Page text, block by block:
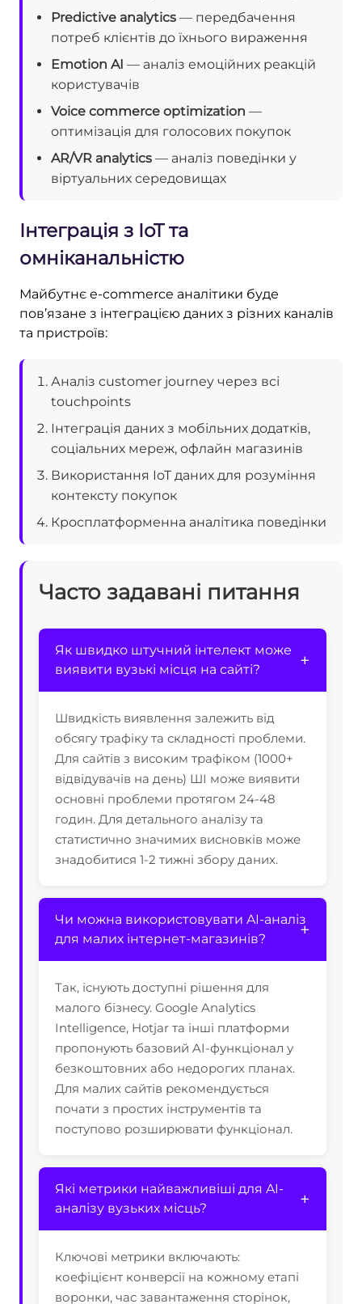
Predictive analytics — передбачення
потреб клієнтів до їхнього вираження
Emotion AI — аналіз емоційних реакцій
користувачів
Voice commerce optimization —
оптимізація для голосових покупок
AR/VR analytics — аналіз поведінки у
віртуальних середовищах
Інтеграція з IoT та
омніканальністю
Майбутнє e-commerce аналітики буде
пов’язане з інтеграцією даних з різних каналів
та пристроїв:
Аналіз customer journey через всі
touchpoints
Інтеграція даних з мобільних додатків,
соціальних мереж, офлайн магазинів
Використання IoT даних для розуміння
контексту покупок
Кросплатформенна аналітика поведінки
Часто задавані питання
Як швидко штучний інтелект може
виявити вузькі місця на сайті?
Швидкість виявлення залежить від
обсягу трафіку та складності проблеми.
Для сайтів з високим трафіком (1000+
відвідувачів на день) ШІ може виявити
основні проблеми протягом 24-48
годин. Для детального аналізу та
статистично значимих висновків може
знадобитися 1-2 тижні збору даних.
Чи можна використовувати AI-аналіз
для малих інтернет-магазинів?
Так, існують доступні рішення для
малого бізнесу. Google Analytics
Intelligence, Hotjar та інші платформи
пропонують базовий AI-функціонал у
безкоштовних або недорогих планах.
Для малих сайтів рекомендується
почати з простих інструментів та
поступово розширювати функціонал.
Які метрики найважливіші для AI-
аналізу вузьких місць?
Ключові метрики включають:
коефіцієнт конверсії на кожному етапі
воронки, час завантаження сторінок,